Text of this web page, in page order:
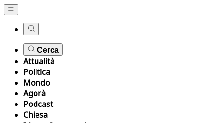
Cerca
Attualità
Politica
Mondo
Agorà
Podcast
Chiesa